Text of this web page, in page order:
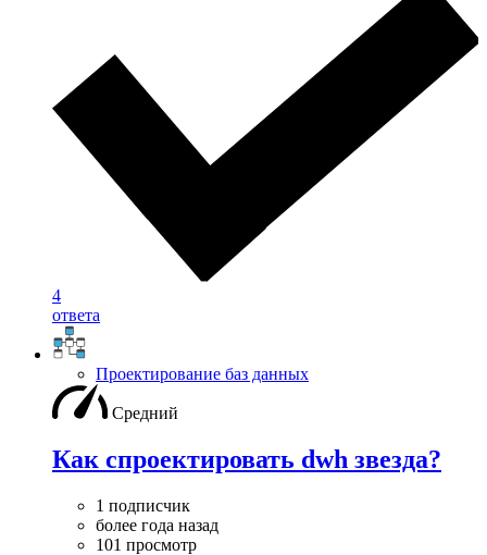
4
ответа
Проектирование баз данных
Средний
Как спроектировать dwh звезда?
1 подписчик
более года назад
101 просмотр